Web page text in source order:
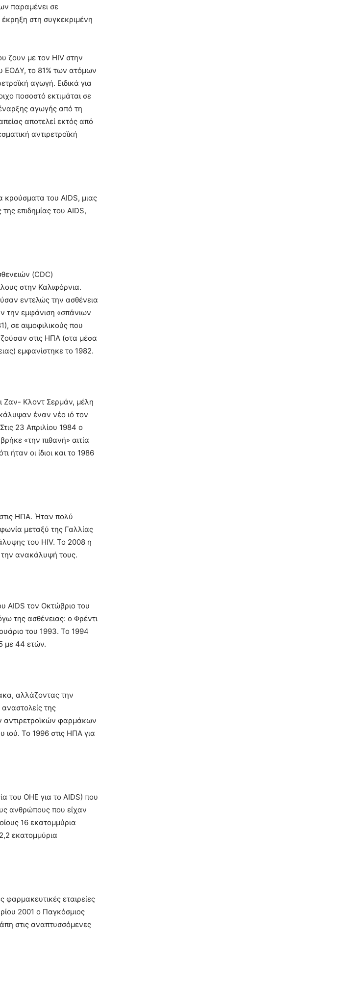
παραμένει σε
στη συγκεκριμένη
ζουν με τον HIV στην
ΕΟΔΥ, τo 81% των ατόμων
αγωγή. Ειδικά για
ποσοστό εκτιμάται σε
αγωγής από τη
αποτελεί εκτός από
αντιρετροϊκή
κρούσματα του AIDS, μιας
επιδημίας του AIDS,
(CDC)
στην Καλιφόρνια.
εντελώς την ασθένεια
την εμφάνιση «σπάνιων
σε αιμοφιλικούς που
ζούσαν στις ΗΠΑ (στα μέσα
εμφανίστηκε το 1982.
Ζαν- Κλοντ Σερμάν, μέλη
έναν νέο ιό τον
23 Απριλίου 1984 ο
«την πιθανή» αιτία
ήταν οι ίδιοι και το 1986
ΗΠΑ. Ήταν πολύ
μεταξύ της Γαλλίας
του HIV. Το 2008 η
την ανακάλυψή τους.
AIDS τον Οκτώβριο του
της ασθένειας: ο Φρέντι
του 1993. Το 1994
με 44 ετών.
αλλάζοντας την
της
φαρμάκων
ιού. Το 1996 στις ΗΠΑ για
του ΟΗΕ για το AIDS) που
ανθρώπους που είχαν
16 εκατομμύρια
εκατομμύρια
εταιρείες
2001 ο Παγκόσμιος
στις αναπτυσσόμενες